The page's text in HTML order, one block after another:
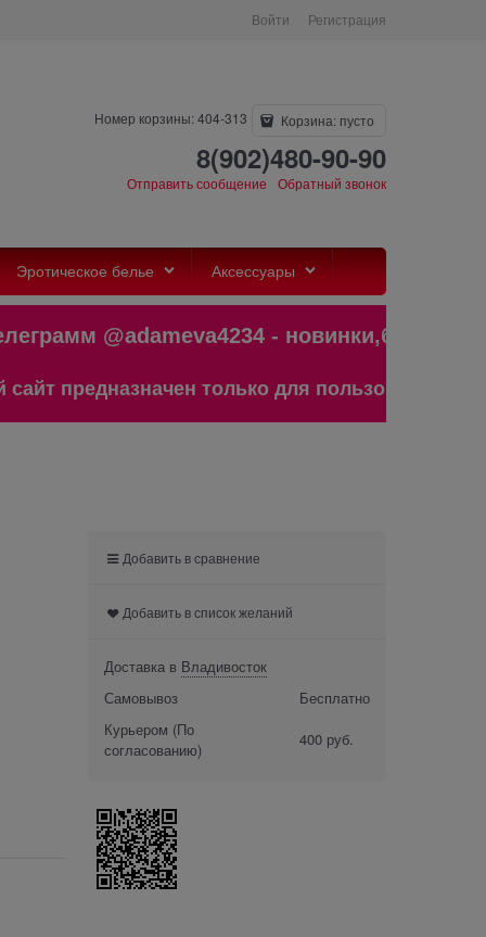
Войти Регистрация
Номер корзины: 404-313 Корзина: пусто
8(902)480-90-90
Отправить сообщение Обратный звонок
Эротическое белье Аксессуары
@adameva4234 -
только для пользователей
Добавить в сравнение
Добавить в список желаний
Доставка в Владивосток
Самовывоз
Бесплатно
Курьером (По
согласованию)
400 руб.